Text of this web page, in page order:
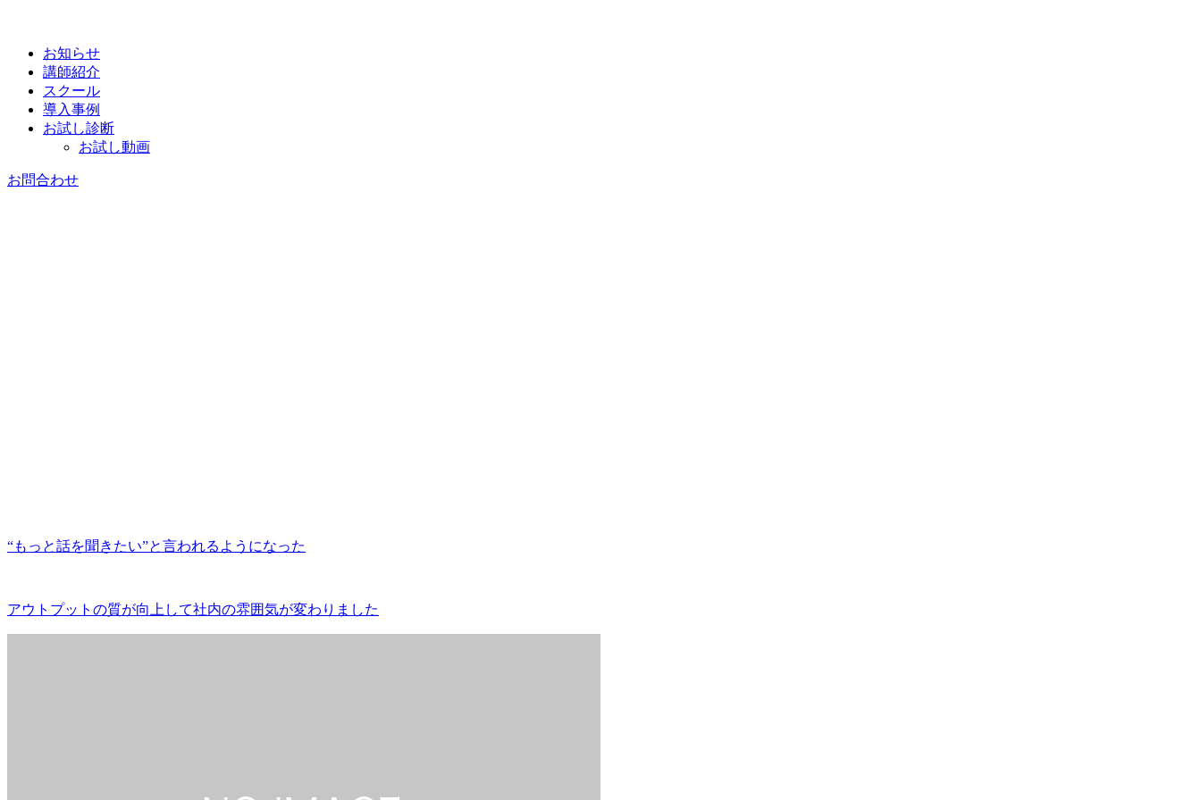
お知らせ
講師紹介
スクール
導入事例
お試し診断
お試し動画
お問合わせ
“もっと話を聞きたい”と言われるようになった
アウトプットの質が向上して社内の雰囲気が変わりました